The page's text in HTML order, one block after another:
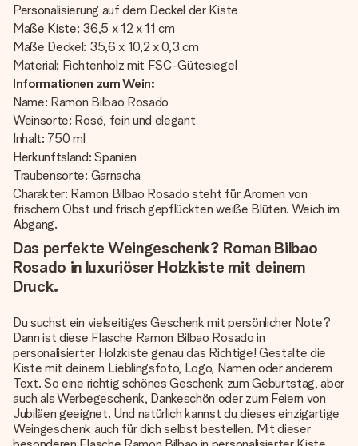
Personalisierung auf dem Deckel der Kiste
Maße Kiste: 36,5 x 12 x 11 cm
Maße Deckel: 35,6 x 10,2 x 0,3 cm
Material: Fichtenholz mit FSC-Gütesiegel
Informationen zum Wein:
Name: Ramon Bilbao Rosado
Weinsorte: Rosé, fein und elegant
Inhalt: 750 ml
Herkunftsland: Spanien
Traubensorte: Garnacha
Charakter: Ramon Bilbao Rosado steht für Aromen von
frischem Obst und frisch gepflückten weiße Blüten. Weich im
Abgang.
Das perfekte Weingeschenk? Roman Bilbao
Rosado in luxuriöser Holzkiste mit deinem
Druck.
Du suchst ein vielseitiges Geschenk mit persönlicher Note?
Dann ist diese Flasche Ramon Bilbao Rosado in
personalisierter Holzkiste genau das Richtige! Gestalte die
Kiste mit deinem Lieblingsfoto, Logo, Namen oder anderem
Text. So eine richtig schönes Geschenk zum Geburtstag, aber
auch als Werbegeschenk, Dankeschön oder zum Feiern von
Jubiläen geeignet. Und natürlich kannst du dieses einzigartige
Weingeschenk auch für dich selbst bestellen. Mit dieser